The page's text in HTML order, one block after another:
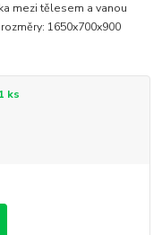
mezi tělesem a vanou
1650x700x900
ks